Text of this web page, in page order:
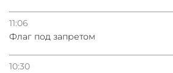
11:06
Флаг под запретом
10:30